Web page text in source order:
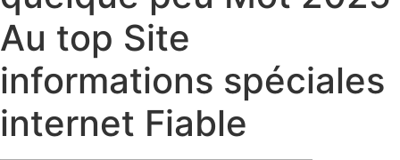
Au top Site
informations spéciales
internet Fiable